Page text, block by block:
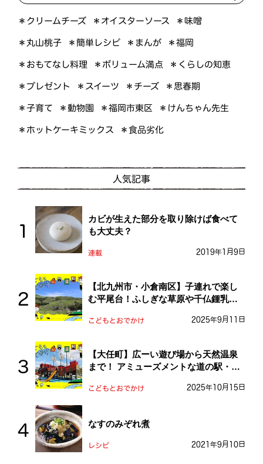
＊クリームチーズ ＊オイスターソース ＊味噌
＊丸山桃子 ＊簡単レシピ ＊まんが ＊福岡
＊おもてなし料理 ＊ボリューム満点 ＊くらしの知恵
＊プレゼント ＊スイーツ ＊チーズ ＊思春期
＊子育て ＊動物園 ＊福岡市東区 ＊けんちゃん先生
＊ホットケーキミックス ＊食品劣化
人気記事
カビが生えた部分を取り除けば食べて
も大丈夫？
連載 2019年1月9日
【北九州市・小倉南区】子連れで楽し
む平尾台！ふしぎな草原や千仏鍾乳洞
こどもとおでかけ 2025年9月11日
【大任町】広ーい遊び場から天然温泉
まで！ アミューズメントな道の駅・お
こどもとおでかけ 2025年10月15日
なすのみぞれ煮
レシピ 2021年9月10日